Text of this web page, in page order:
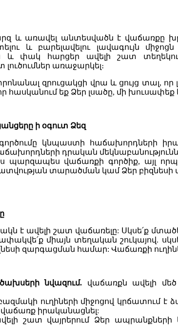
և առավել անտեսվածն է վաճառքը
և բարելավելու լավագույն
և փակ հարցեր ավելի շատ
առաջարկել։
զրուցակցի վրա և ցույց
որ հասկանում եք Ձեր լսածը, մի
ի օգուտ Ձեզ
կնպաստի հաճախորդների
դրական
պարզապես վաճառքի գործիք, այլ
տարածման կամ Ձեր
է ավելի շատ վաճառելը: Սկսե՛ք
միայն տեղական շուկայով.
զարգացման համար: Վաճառքի
նվազում. վաճառքն ավելի
ուղիների միջոցով կրճատում է
իրականացնել:
շատ վայրերում Ձեր ապրանքների և